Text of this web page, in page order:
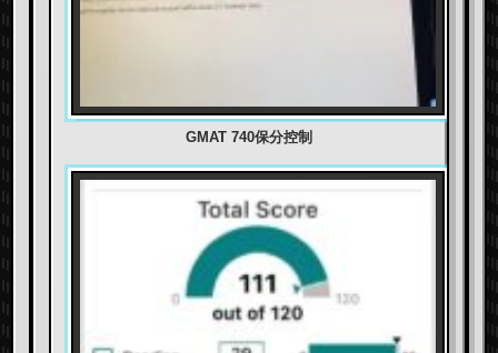
GMAT 740保分控制